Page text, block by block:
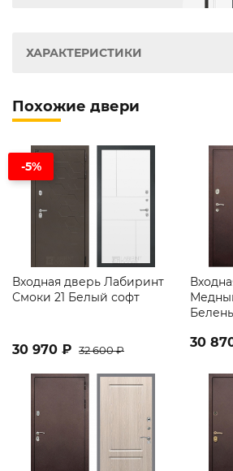
ХАРАКТЕРИСТИКИ
Похожие двери
-5%
Входная дверь Лабиринт
Смоки 21 Белый софт
30 970 ₽ 32 600 ₽ 30